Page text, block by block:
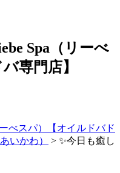
Spa（リーべ
専門店】
べスパ）【オイルドバド
いかわ）
> ✨今日も癒し